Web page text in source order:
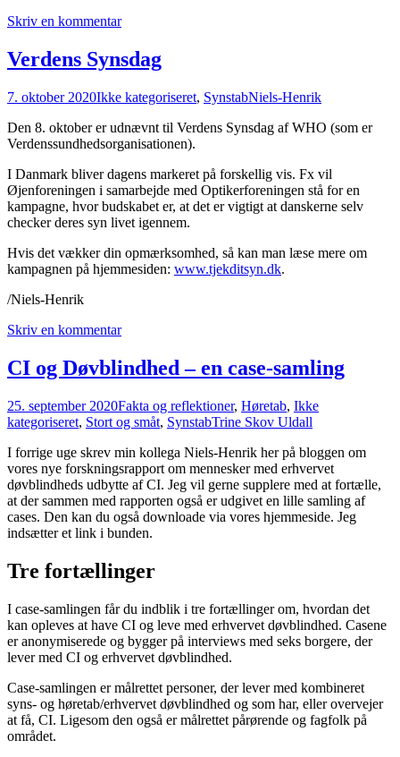
Skriv en kommentar
Verdens Synsdag
7. oktober 2020Ikke kategoriseret, SynstabNiels-Henrik
Den 8. oktober er udnævnt til Verdens Synsdag af WHO (som er
Verdenssundhedsorganisationen).
I Danmark bliver dagens markeret på forskellig vis. Fx vil
Øjenforeningen i samarbejde med Optikerforeningen stå for en
kampagne, hvor budskabet er, at det er vigtigt at danskerne selv
checker deres syn livet igennem.
Hvis det vækker din opmærksomhed, så kan man læse mere om
kampagnen på hjemmesiden: www.tjekditsyn.dk.
/Niels-Henrik
Skriv en kommentar
CI og Døvblindhed – en case-samling
25. september 2020Fakta og reflektioner, Høretab, Ikke
kategoriseret, Stort og småt, SynstabTrine Skov Uldall
I forrige uge skrev min kollega Niels-Henrik her på bloggen om
vores nye forskningsrapport om mennesker med erhvervet
døvblindheds udbytte af CI. Jeg vil gerne supplere med at fortælle,
at der sammen med rapporten også er udgivet en lille samling af
cases. Den kan du også downloade via vores hjemmeside. Jeg
indsætter et link i bunden.
Tre fortællinger
I case-samlingen får du indblik i tre fortællinger om, hvordan det
kan opleves at have CI og leve med erhvervet døvblindhed. Casene
er anonymiserede og bygger på interviews med seks borgere, der
lever med CI og erhvervet døvblindhed.
Case-samlingen er målrettet personer, der lever med kombineret
syns- og høretab/erhvervet døvblindhed og som har, eller overvejer
at få, CI. Ligesom den også er målrettet pårørende og fagfolk på
området.